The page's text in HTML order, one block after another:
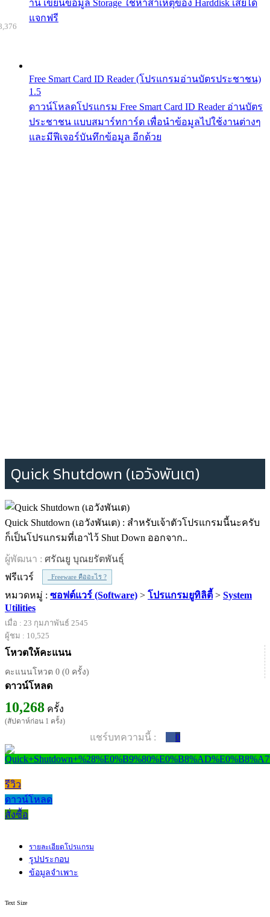
าน เขียนข้อมูล Storage ใช้หาสาเหตุของ Harddisk เสียได้
แจกฟรี
Free Smart Card ID Reader (โปรแกรมอ่านบัตรประชาชน)
1.5
ดาวน์โหลดโปรแกรม Free Smart Card ID Reader อ่านบัตร
ประชาชน แบบสมาร์ทการ์ด เพื่อนำข้อมูลไปใช้งานต่างๆ
และมีฟีเจอร์บันทึกข้อมูล อีกด้วย
Quick Shutdown (เอวังพันเต)
Quick Shutdown (เอวังพันเต) : สำหรับเจ้าตัวโปรแกรมนี้นะครับ
ก็เป็นโปรแกรมที่เอาไว้ Shut Down ออกจาก..
ผู้พัฒนา : ศรัณยู บุณยรัตพันธุ์
ฟรีแวร์
Freeware คืออะไร ?
หมวดหมู่ : ซอฟต์แวร์ (Software) > โปรแกรมยูทิลิตี้ > System
Utilities
เมื่อ : 23 กุมภาพันธ์ 2545
ผู้ชม : 10,525
โหวตให้คะแนน
คะแนนโหวต 0 (0 ครั้ง)
ดาวน์โหลด
10,268 ครั้ง
(สัปดาห์ก่อน 1 ครั้ง)
แชร์บทความนี้ : 0
รีวิว
ดาวน์โหลด
สั่งซื้อ
รายละเอียดโปรแกรม
รูปประกอบ
ข้อมูลจำเพาะ
Text Size